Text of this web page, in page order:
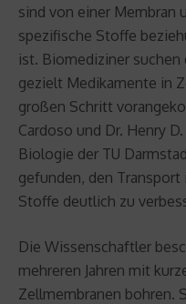
sind von einer Membran
spezifische Stoffe
ist. Biomediziner suchen
gezielt Medikamente in
großen Schritt
Cardoso und Dr. Henry
Biologie der TU
gefunden, den
Stoffe deutlich zu
Die Wissenschaftler
mehreren Jahren mit
Zellmembranen bohren.